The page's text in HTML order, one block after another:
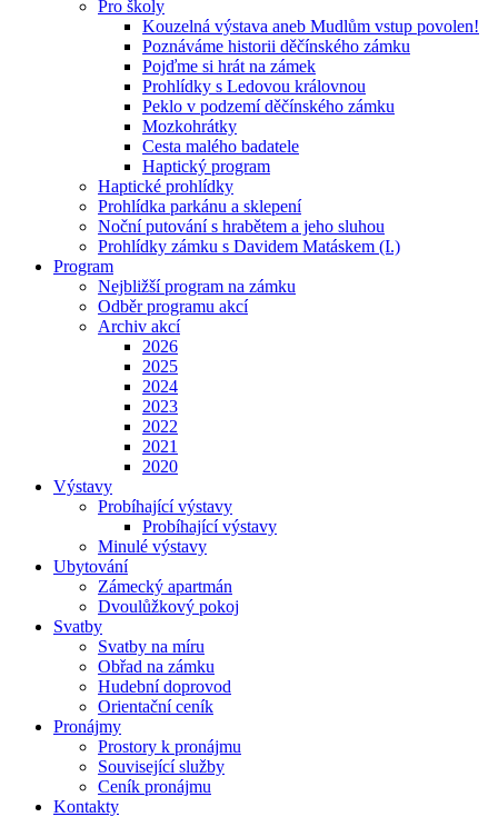
Pro školy
Kouzelná výstava aneb Mudlům vstup povolen!
Poznáváme historii děčínského zámku
Pojďme si hrát na zámek
Prohlídky s Ledovou královnou
Peklo v podzemí děčínského zámku
Mozkohrátky
Cesta malého badatele
Haptický program
Haptické prohlídky
Prohlídka parkánu a sklepení
Noční putování s hrabětem a jeho sluhou
Prohlídky zámku s Davidem Matáskem (I.)
Program
Nejbližší program na zámku
Odběr programu akcí
Archiv akcí
2026
2025
2024
2023
2022
2021
2020
Výstavy
Probíhající výstavy
Probíhající výstavy
Minulé výstavy
Ubytování
Zámecký apartmán
Dvoulůžkový pokoj
Svatby
Svatby na míru
Obřad na zámku
Hudební doprovod
Orientační ceník
Pronájmy
Prostory k pronájmu
Související služby
Ceník pronájmu
Kontakty